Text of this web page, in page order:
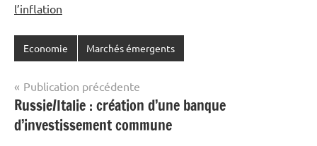
l’inflation
Economie Marchés émergents
Navigation
de
l’article
Publication précédente
Russie/Italie : création d’une banque
d’investissement commune